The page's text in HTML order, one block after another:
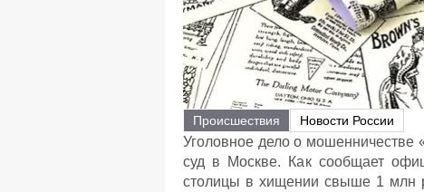
Происшествия Новости России
Уголовное дело о мошенничестве
суд в Москве. Как сообщает
столицы в хищении свыше 1 млн